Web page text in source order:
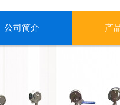
公司简介 产